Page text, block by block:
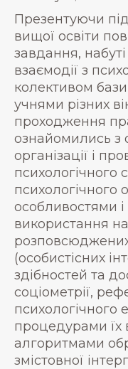
Презентуючи
вищої освіти
завдання,
взаємодії з
колективом
учнями різних
проходження
ознайомились з
організації і
психологічного
психологічного
особливостями і
використання
розповсюджених
(особистісних
здібностей та
соціометрії,
психологічного
процедурами їх
алгоритмами
змістовної